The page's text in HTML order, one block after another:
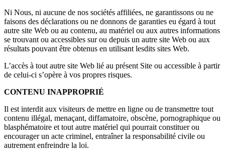
Ni Nous, ni aucune de nos sociétés affiliées, ne garantissons ou ne
faisons des déclarations ou ne donnons de garanties eu égard à tout
autre site Web ou au contenu, au matériel ou aux autres informations
se trouvant ou accessibles sur ou depuis un autre site Web ou aux
résultats pouvant être obtenus en utilisant lesdits sites Web.
L’accès à tout autre site Web lié au présent Site ou accessible à partir
de celui-ci s’opère à vos propres risques.
CONTENU INAPPROPRIÉ
Il est interdit aux visiteurs de mettre en ligne ou de transmettre tout
contenu illégal, menaçant, diffamatoire, obscène, pornographique ou
blasphématoire et tout autre matériel qui pourrait constituer ou
encourager un acte criminel, entraîner la responsabilité civile ou
autrement enfreindre la loi.